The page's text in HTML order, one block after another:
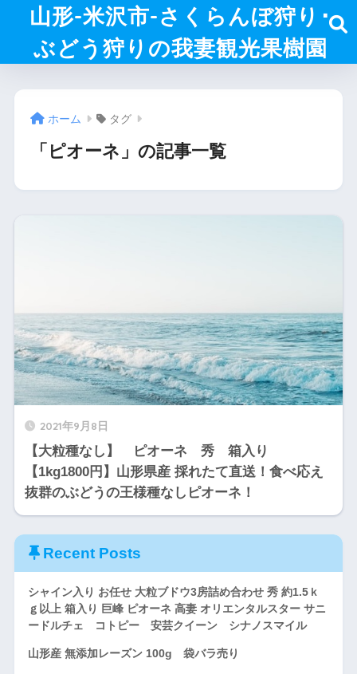
山形-米沢市-さくらんぼ狩り･
ぶどう狩りの我妻観光果樹園
ホーム タグ
「ピオーネ」の記事一覧
2021年9月8日
【大粒種なし】 ピオーネ 秀 箱入り
【1kg1800円】山形県産 採れたて直送！食べ応え
抜群のぶどうの王様種なしピオーネ！
Recent Posts
シャイン入り お任せ 大粒ブドウ3房詰め合わせ 秀 約1.5ｋ
ｇ以上 箱入り 巨峰 ピオーネ 高妻 オリエンタルスター サニ
ードルチェ コトピー 安芸クイーン シナノスマイル
山形産 無添加レーズン 100g 袋バラ売り